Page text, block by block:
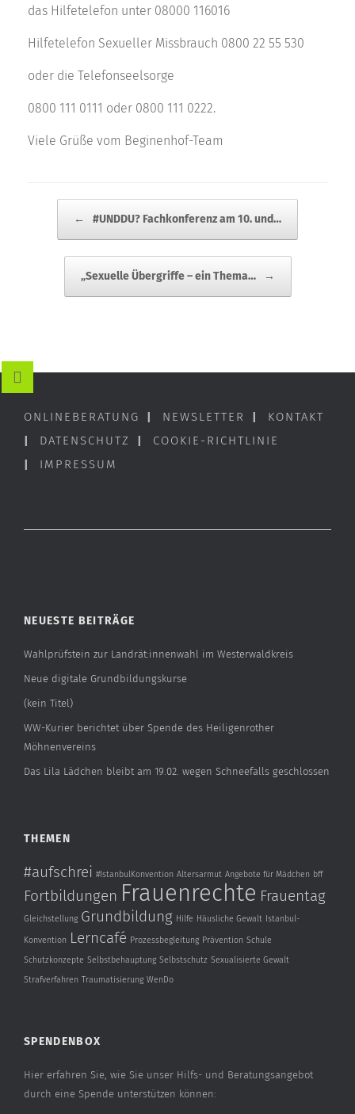
das Hilfetelefon unter 08000 116016
Hilfetelefon Sexueller Missbrauch 0800 22 55 530
oder die Telefonseelsorge
0800 111 0111 oder 0800 111 0222.
Viele Grüße vom Beginenhof-Team
BEITRAGSNAVIGATION
← #UNDDU? Fachkonferenz am 10. und…
„Sexuelle Übergriffe – ein Thema… →
ONLINEBERATUNG NEWSLETTER
KONTAKT
DATENSCHUTZ
COOKIE-RICHTLINIE
IMPRESSUM
NEUESTE BEITRÄGE
Wahlprüfstein zur Landrät:innenwahl im Westerwaldkreis
Neue digitale Grundbildungskurse
(kein Titel)
WW-Kurier berichtet über Spende des Heiligenrother
Möhnenvereins
Das Lila Lädchen bleibt am 19.02. wegen Schneefalls geschlossen
THEMEN
#aufschrei #IstanbulKonvention Altersarmut Angebote für Mädchen bff
Fortbildungen Frauenrechte Frauentag
Gleichstellung Grundbildung Hilfe Häusliche Gewalt Istanbul-
Konvention Lerncafé Prozessbegleitung Prävention Schule
Schutzkonzepte Selbstbehauptung Selbstschutz Sexualisierte Gewalt
Strafverfahren Traumatisierung WenDo
SPENDENBOX
Hier erfahren Sie, wie Sie unser Hilfs- und Beratungsangebot
durch eine Spende unterstützen können: